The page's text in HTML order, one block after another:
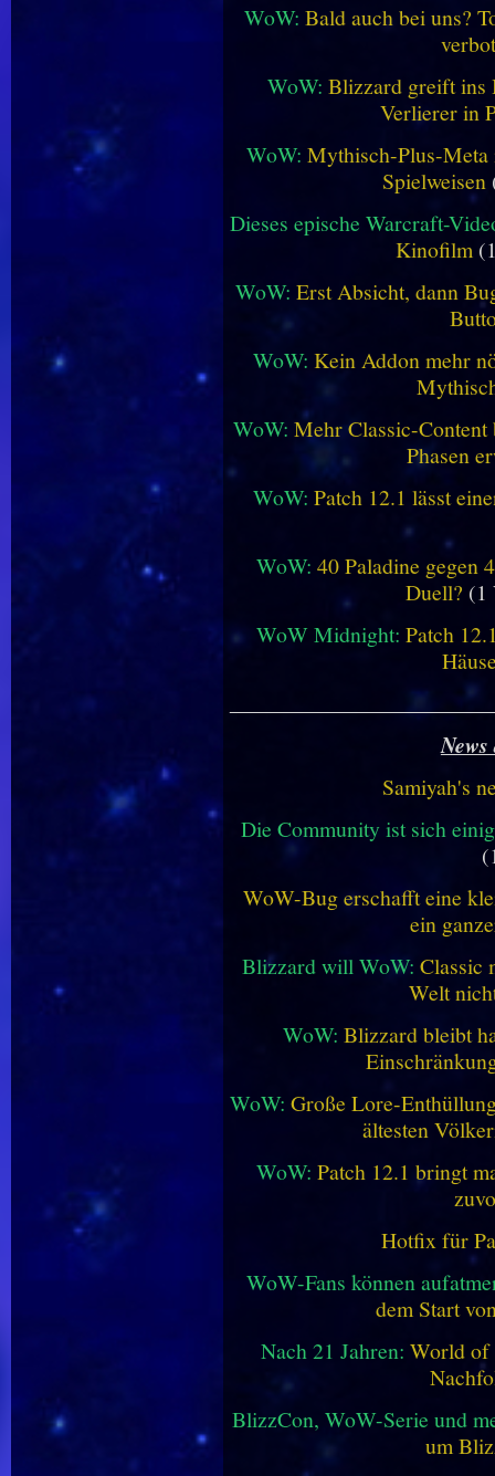
WoW: Bald auch bei uns?
WoW: Blizzard greift ins
Verlierer in
WoW: Mythisch-Plus-Meta
Spielweisen
Dieses epische Warcraft-
Kinofilm
WoW: Erst Absicht, dann
WoW: Kein Addon mehr
WoW: Mehr Classic-
Phasen
WoW: Patch 12.1 lässt
WoW: 40 Paladine gegen
Duell? (1
WoW Midnight: Patch
Samiyah's
Die Community ist sich
WoW-Bug erschafft eine
ein
Blizzard will WoW: Classic
Welt
WoW: Blizzard bleibt
WoW: Große Lore-
ältesten
WoW: Patch 12.1 bringt
Hotfix für
WoW-Fans können
dem Start
Nach 21 Jahren: World of
BlizzCon, WoW-Serie und
um